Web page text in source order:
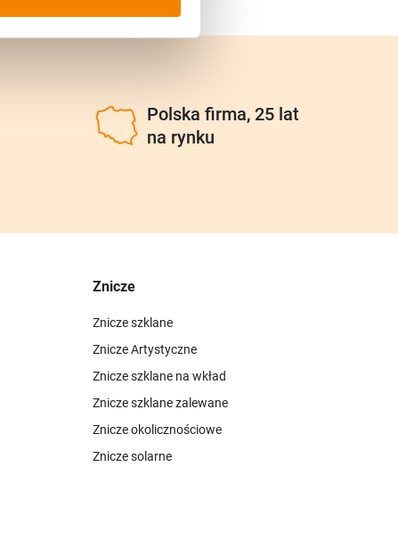
Polska firma, 25 lat
na rynku
Znicze
Znicze szklane
Znicze Artystyczne
Znicze szklane na wkład
Znicze szklane zalewane
Znicze okolicznościowe
Znicze solarne